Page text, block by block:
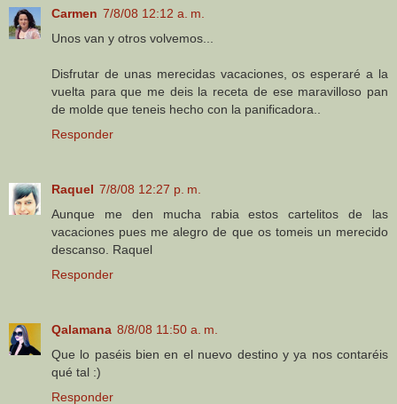
Carmen 7/8/08 12:12 a. m.
Unos van y otros volvemos...
Disfrutar de unas merecidas vacaciones, os esperaré a la
vuelta para que me deis la receta de ese maravilloso pan
de molde que teneis hecho con la panificadora..
Responder
Raquel 7/8/08 12:27 p. m.
Aunque me den mucha rabia estos cartelitos de las
vacaciones pues me alegro de que os tomeis un merecido
descanso. Raquel
Responder
Qalamana 8/8/08 11:50 a. m.
Que lo paséis bien en el nuevo destino y ya nos contaréis
qué tal :)
Responder